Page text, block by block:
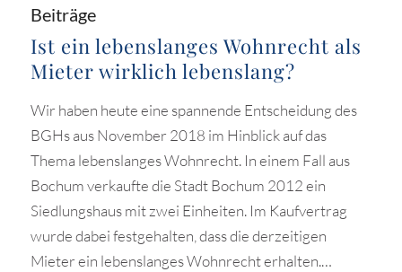
Beiträge
Ist ein lebenslanges Wohnrecht als
Mieter wirklich lebenslang?
Wir haben heute eine spannende Entscheidung des
BGHs aus November 2018 im Hinblick auf das
Thema lebenslanges Wohnrecht. In einem Fall aus
Bochum verkaufte die Stadt Bochum 2012 ein
Siedlungshaus mit zwei Einheiten. Im Kaufvertrag
wurde dabei festgehalten, dass die derzeitigen
Mieter ein lebenslanges Wohnrecht erhalten.…